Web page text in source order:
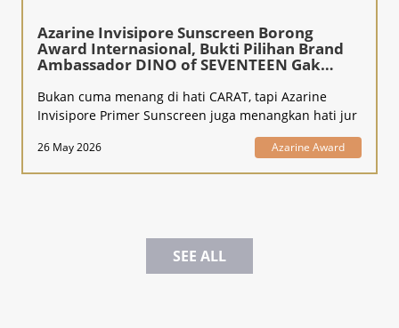
Azarine Invisipore Sunscreen Borong
Award Internasional, Bukti Pilihan Brand
Ambassador DINO of SEVENTEEN Gak
Bukan cuma menang di hati CARAT, tapi Azarine
Invisipore Primer Sunscreen juga menangkan hati jur
26 May 2026 Azarine Award
SEE ALL